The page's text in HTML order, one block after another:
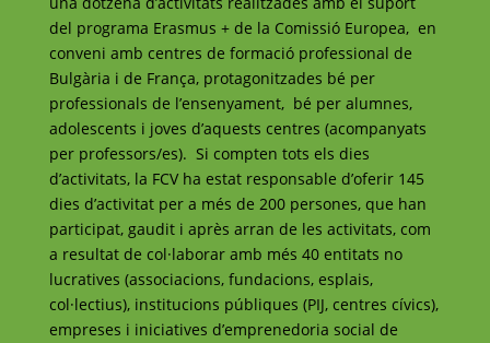
del programa Erasmus + de la Comissió Europea, en
conveni amb centres de formació professional de
Bulgària i de França, protagonitzades bé per
professionals de l’ensenyament, bé per alumnes,
adolescents i joves d’aquests centres (acompanyats
per professors/es). Si compten tots els dies
d’activitats, la FCV ha estat responsable d’oferir 145
dies d’activitat per a més de 200 persones, que han
participat, gaudit i après arran de les activitats, com
a resultat de col·laborar amb més 40 entitats no
lucratives (associacions, fundacions, esplais,
col·lectius), institucions públiques (PIJ, centres cívics),
empreses i iniciatives d’emprenedoria social de